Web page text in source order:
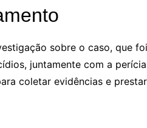
sobre o caso, que
juntamente com a
coletar evidências e